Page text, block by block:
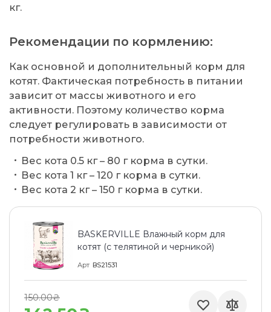
кг.
Рекомендации по кормлению:
Как основной и дополнительный корм для
котят. Фактическая потребность в питании
зависит от массы животного и его
активности. Поэтому количество корма
следует регулировать в зависимости от
потребности животного.
Вес кота 0.5 кг – 80 г корма в сутки.
Вес кота 1 кг – 120 г корма в сутки.
Вес кота 2 кг – 150 г корма в сутки.
BASKERVILLE Влажный корм для
котят (с телятиной и черникой)
Арт BS21531
150.00₴